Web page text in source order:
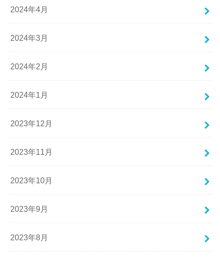
2024年4月
2024年3月
2024年2月
2024年1月
2023年12月
2023年11月
2023年10月
2023年9月
2023年8月